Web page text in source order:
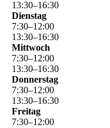
13:30–16:30
Dienstag
7:30–12:00
13:30–16:30
Mittwoch
7:30–12:00
13:30–16:30
Donnerstag
7:30–12:00
13:30–16:30
Freitag
7:30–12:00